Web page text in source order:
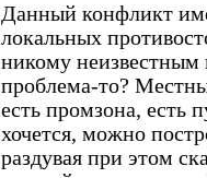
Данный конфликт
локальных
никому неизвестным
проблема-то?
есть промзона, есть
хочется, можно
раздувая при этом